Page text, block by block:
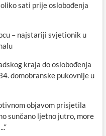
sati prije oslobođenja
– najstariji svjetionik u
kraja do oslobođenja
domobranske pukovnije u
objavom prisjetila
sunčano ljetno jutro, more